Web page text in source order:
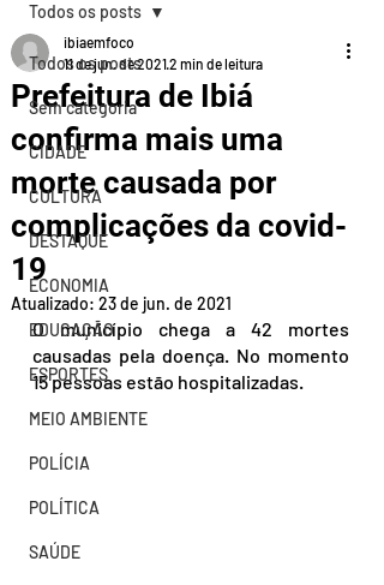
Todos os posts
Sem categoria
CIDADE
CULTURA
DESTAQUE
ECONOMIA
EDUCAÇÃO
ESPORTES
MEIO AMBIENTE
POLÍCIA
POLÍTICA
SAÚDE
Todos os posts
Prefeitura de Ibiá
confirma mais uma
morte causada por
complicações da covid-
19
ibiaemfoco
11 de jun. de 20212 min de leitura
Atualizado: 23 de jun. de 2021
O município chega a 42 mortes
causadas pela doença. No momento
15 pessoas estão hospitalizadas.